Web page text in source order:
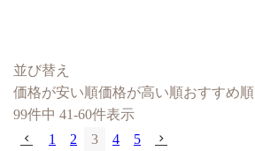
並び替え
価格が安い順価格が高い順おすすめ順
99件中 41-60件表示
1
2 3 4 5